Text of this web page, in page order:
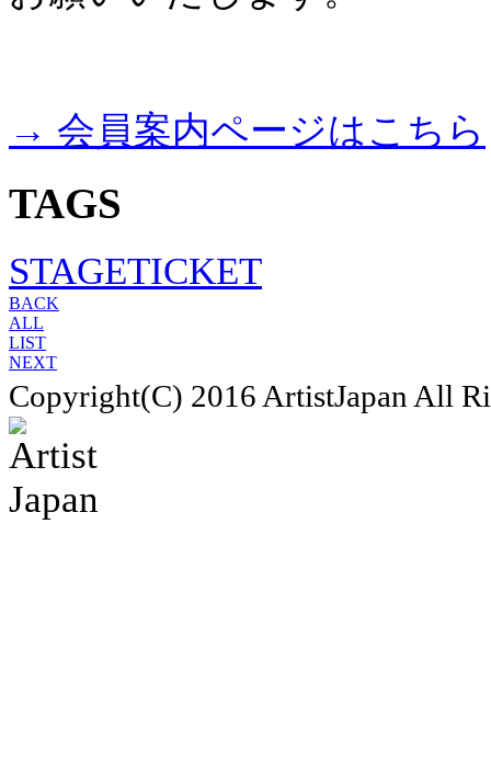
→ 会員案内ページはこちら
TAGS
STAGETICKET
BACK
ALL
LIST
NEXT
Copyright(C) 2016 ArtistJapan All